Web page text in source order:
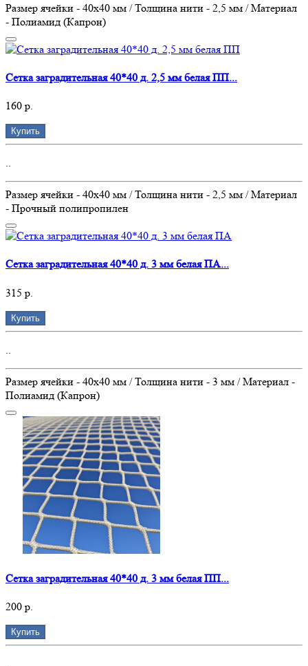
Размер ячейки - 40х40 мм / Толщина нити - 2,5 мм / Материал
- Полиамид (Капрон)
Сетка заградительная 40*40 д. 2,5 мм белая ПП...
160 р.
Купить
..
Размер ячейки - 40х40 мм / Толщина нити - 2,5 мм / Материал
- Прочный полипропилен
Сетка заградительная 40*40 д. 3 мм белая ПА...
315 р.
Купить
Размер ячейки - 40х40 мм / Толщина нити - 3 мм / Материал -
Полиамид (Капрон)
Сетка заградительная 40*40 д. 3 мм белая ПП...
200 р.
Купить